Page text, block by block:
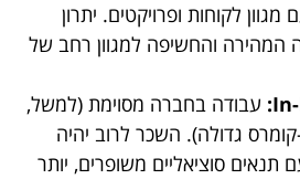
לקוחות ופרויקטים. יתרון
המהירה והחשיפה למגוון רחב של
עבודה בחברה מסוימת (למשל,
גדולה). השכר לרוב יהיה
תנאים סוציאליים משופרים, יותר